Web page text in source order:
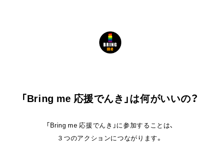
「Bring me 応援でんき」は何がいいの？
「Bring me 応援でんき」に参加することは、
３つのアクションにつながります。